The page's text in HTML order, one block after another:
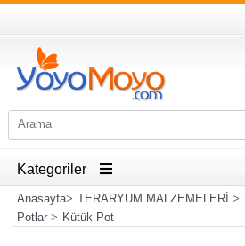
Kategoriler
Anasayfa> TERARYUM MALZEMELERİ >
Potlar> Kütük Pot